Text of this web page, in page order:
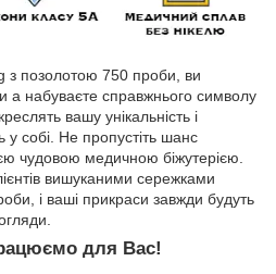
з позолотою 750 проби, ви
а набуваєте справжнього символу
вашу унікальність і
у собі. Не пропустіть шанс
чудовою медичною біжутерією.
вишуканими сережками
і ваші прикраси завжди будуть
для Вас!